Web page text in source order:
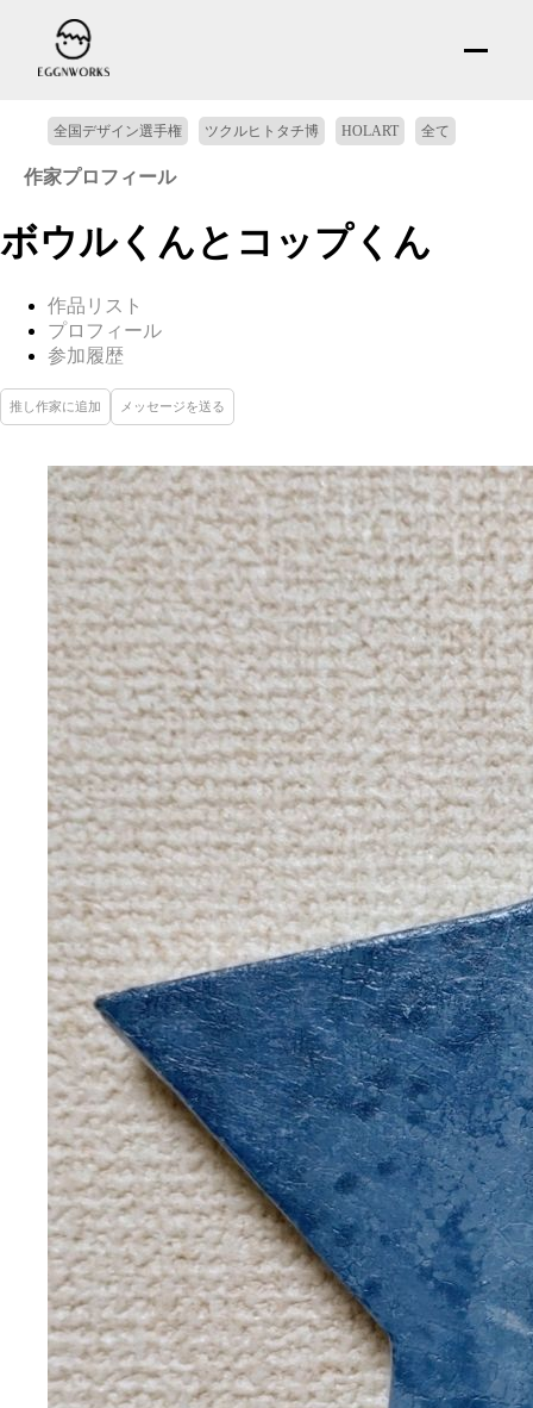
全国デザイン選手権 ツクルヒトタチ博 HOLART 全て
作家プロフィール
ボウルくんとコップくん
作品リスト
プロフィール
参加履歴
推し作家に追加 メッセージを送る